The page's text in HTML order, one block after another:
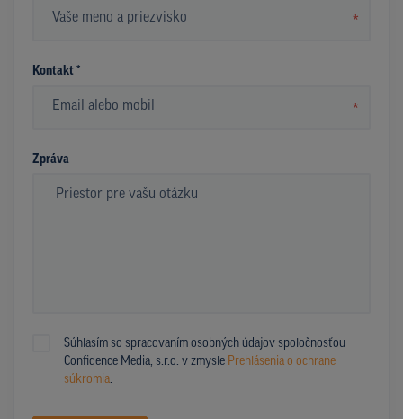
*
Kontakt *
*
Zpráva
Súhlasím so spracovaním osobných údajov spoločnosťou
Confidence Media, s.r.o. v zmysle Prehlásenia o ochrane
súkromia.